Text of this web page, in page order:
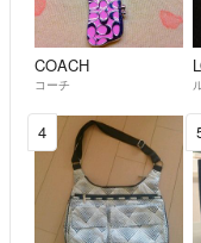
COACH
コーチ
4